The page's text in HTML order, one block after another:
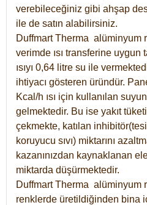
verebileceğiniz gibi ahşap
ile de satın alabilirsiniz.
Duffmart Therma alüminyum
verimde ısı transferine uygun
ısıyı 0,64 litre su ile
ihtiyacı gösteren üründür.
Kcal/h ısı için kullanılan
gelmektedir. Bu ise yakıt
çekmekte, katılan
koruyucu sıvı) miktarını
kazanınızdan kaynaklanan
miktarda düşürmektedir.
Duffmart Therma alüminyum
renklerde üretildiğinden bina